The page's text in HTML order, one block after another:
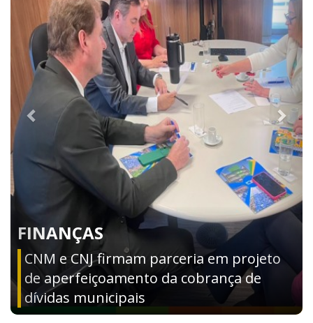
FINANÇAS
CNM e CNJ firmam parceria em projeto
de aperfeiçoamento da cobrança de
dívidas municipais